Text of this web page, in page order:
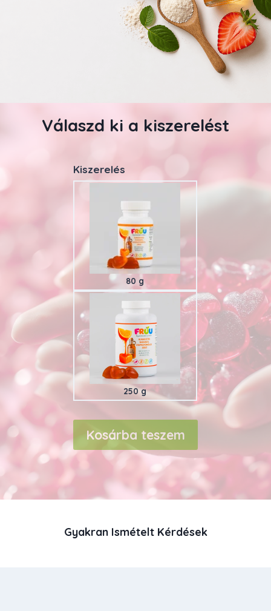
Válaszd ki a kiszerelést
Kiszerelés
80 g
250 g
Kosárba teszem
Gyakran Ismételt Kérdések